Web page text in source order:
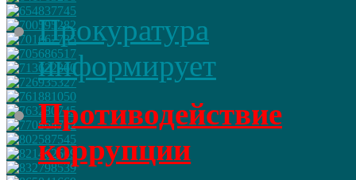
Прокуратура
информирует
Противодействие
коррупции